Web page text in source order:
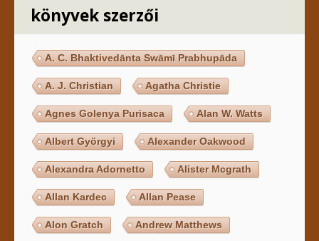
könyvek szerzői
A. C. Bhaktivedānta Swāmī Prabhupāda
A. J. Christian Agatha Christie
Agnes Golenya Purisaca Alan W. Watts
Albert Györgyi Alexander Oakwood
Alexandra Adornetto Alister Mcgrath
Allan Kardec Allan Pease
Alon Gratch Andrew Matthews